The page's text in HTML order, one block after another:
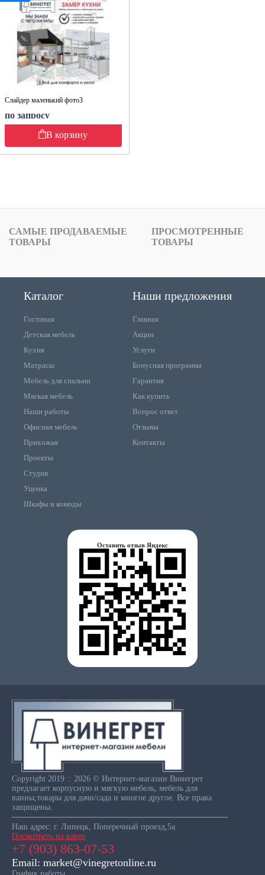
Слайдер маленький фото3
по запросу
В корзину
САМЫЕ ПРОДАВАЕМЫЕ
ТОВАРЫ
ПРОСМОТРЕННЫЕ
ТОВАРЫ
Каталог
Гостиная
Детская мебель
Кухня
Матрасы
Мебель для спальни
Мягкая мебель
Наши работы
Офисная мебель
Прихожая
Проекты
Студия
Уценка
Шкафы и комоды
Наши предложения
Главная
Акции
Услуги
Бонусная программа
Гарантия
Как купить
Вопрос ответ
Отзывы
Контакты
Оставить отзыв Яндекс
Copyright 2019 :: 2026 © Интернет-магазин Винегрет
предлагает корпусную и мягкую мебель, мебель для
ванны,товары для дачи/сада и многое другое. Все права
защищены.
Наш адрес: г. Липецк, Поперечный проезд,5а.
Посмотреть на карте
+7 (903) 863-07-53
Email: market@vinegretonline.ru